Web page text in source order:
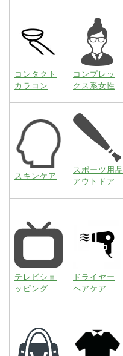
コンタクト
カラコン
コンプレッ
クス系女性
スキンケア
スポーツ用品
アウトドア
テレビショ
ッピング
ドライヤー
ヘアケア